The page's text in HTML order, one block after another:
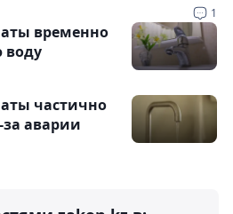
1
временно
воду
частично
аварии